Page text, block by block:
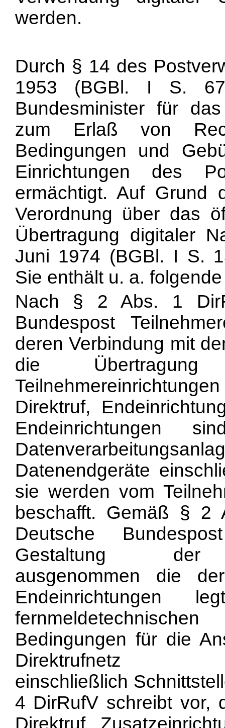
werden.
Durch § 14 des
1953 (BGBl. I S.
Bundesminister für
zum Erlaß von
Bedingungen und
Einrichtungen des
ermächtigt. Auf Grund
Verordnung über das
Übertragung digitaler
Juni 1974 (BGBl. I S.
Sie enthält u. a.
Nach § 2 Abs. 1
Bundespost
deren Verbindung mit
die Übertragung
Direktruf,
Datenendgeräte
sie werden vom
beschafft. Gemäß § 2
Deutsche
Gestaltung der
ausgenommen die
Endeinrichtungen
Bedingungen für die
Direktrufnetz
einschließlich
4 DirRufV schreibt vor,
Direktruf